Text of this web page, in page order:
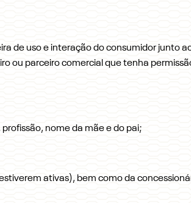
de uso e interação do consumidor junto
ou parceiro comercial que tenha
nome da mãe e do pai;
ativas), bem como da